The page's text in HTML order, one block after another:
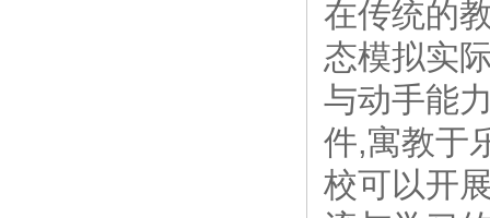
在传统的
态模拟实
与动手能
件,寓教于
校可以开